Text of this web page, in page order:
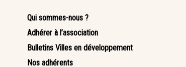
Qui sommes-nous ?
Adhérer à l’association
Bulletins Villes en développement
Nos adhérents